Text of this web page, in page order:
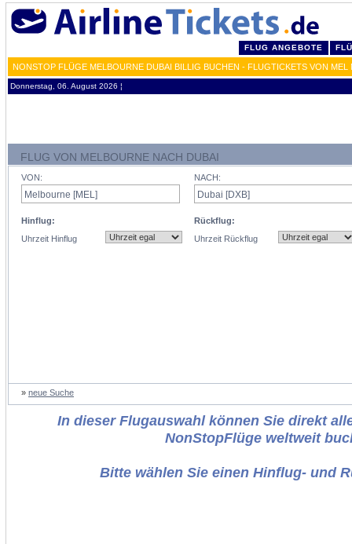
FLUG ANGEBOTE
NONSTOP FLÜGE MELBOURNE DUBAI BILLIG BUCHEN - FLUGTICKETS VON MEL
Donnerstag, 06. August 2026 ¦
FLUG VON MELBOURNE NACH DUBAI
VON:
Hinflug:
Uhrzeit Hinflug
NACH:
Rückflug:
Uhrzeit Rückflug
» neue Suche
In dieser Flugauswahl können Sie direkt
NonStopFlüge weltweit
Bitte wählen Sie einen Hinflug- und